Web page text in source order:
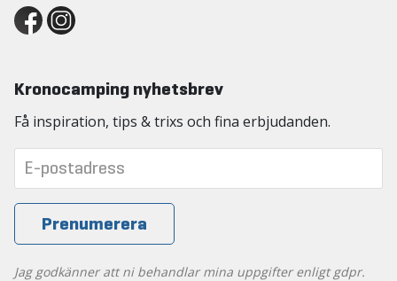
Kronocamping nyhetsbrev
Få inspiration, tips & trixs och fina erbjudanden.
Jag godkänner att ni behandlar mina uppgifter enligt gdpr.